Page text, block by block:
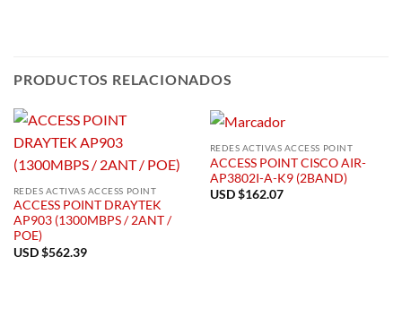
PRODUCTOS RELACIONADOS
REDES ACTIVAS ACCESS POINT
ACCESS POINT DRAYTEK
AP903 (1300MBPS / 2ANT /
POE)
USD $562.39
REDES ACTIVAS ACCESS POINT
ACCESS POINT CISCO AIR-
AP3802I-A-K9 (2BAND)
USD $162.07